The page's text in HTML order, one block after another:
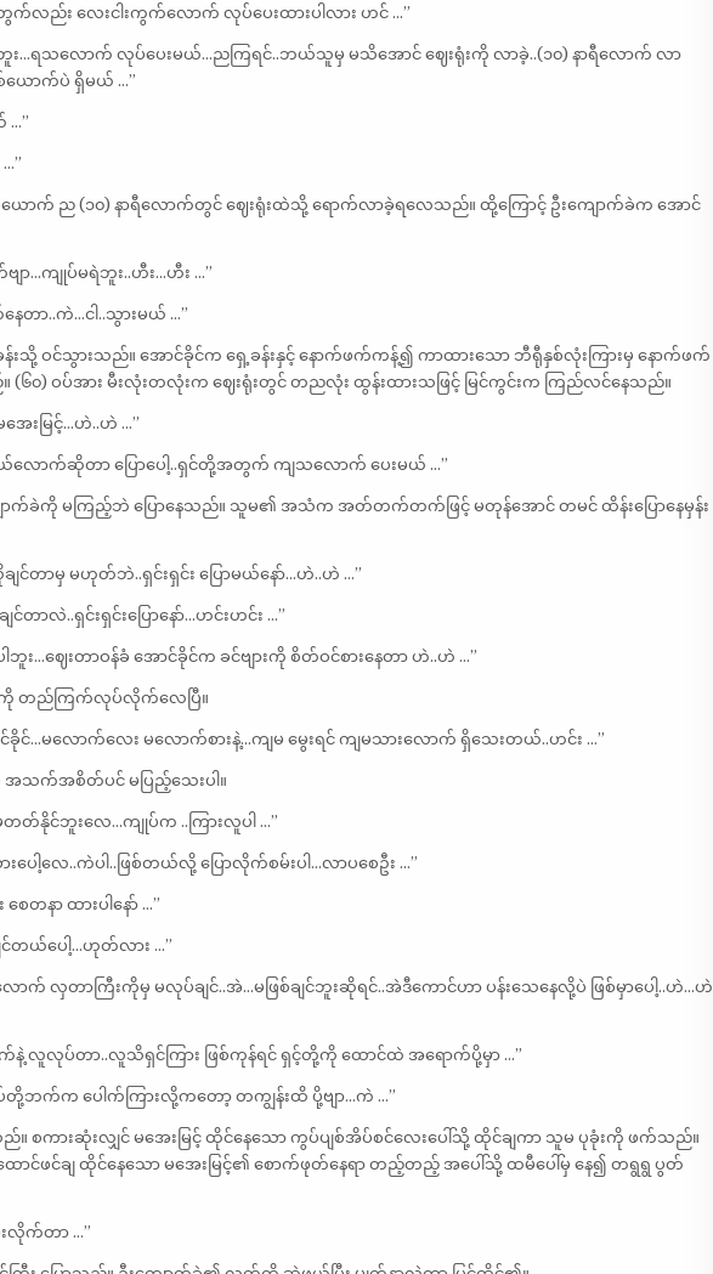
လည်း လေးငါးကွက်လောက် လုပ်ပေးထားပါလား ဟင် …”
း…ရသလောက် လုပ်ပေးမယ်…ညကြရင်..ဘယ်သူမှ မသိအောင် ဈေးရုံးကို လာခဲ့..(၁၀) နာရီလောက် လာ
ယောက်ပဲ ရှိမယ် …”
…”
ောက် ည (၁၀) နာရီလောက်တွင် ဈေးရုံးထဲသို့ ရောက်လာခဲ့ရလေသည်။ ထို့ကြောင့် ဦးကျောက်ခဲက အောင်
ဗျာ…ကျုပ်မရဲဘူး..ဟီး…ဟီး …”
နေတာ..ကဲ…ငါ..သွားမယ် …”
န်းသို့ ဝင်သွားသည်။ အောင်ခိုင်က ရှေ့ခန်းနှင့် နောက်ဖက်ကန့်၍ ကာထားသော ဘီရီုနှစ်လုံးကြားမှ နောက်ဖက်
) ဝပ်အား မီးလုံးတလုံးက ဈေးရုံးတွင် တညလုံး ထွန်းထားသဖြင့် မြင်ကွင်းက ကြည်လင်နေသည်။
ေးမြင့်…ဟဲ..ဟဲ …”
ောက်ဆိုတာ ပြောပေါ့..ရှင်တို့အတွက် ကျသလောက် ပေးမယ် …”
ာက်ခဲကို မကြည့်ဘဲ ပြောနေသည်။ သူမ၏ အသံက အတ်တက်တက်ဖြင့် မတုန်အောင် တမင် ထိန်းပြောနေမှန်း
င်တာမှ မဟုတ်ဘဲ..ရှင်းရှင်း ပြောမယ်နော်…ဟဲ..ဟဲ …”
င်တာလဲ..ရှင်းရှင်းပြောနော်…ဟင်းဟင်း …”
း…ဈေးတာဝန်ခံ အောင်ခိုင်က ခင်ဗျားကို စိတ်ဝင်စားနေတာ ဟဲ..ဟဲ …”
င်ကို တည်ကြက်လုပ်လိုက်လေပြီ။
…မလောက်လေး မလောက်စားနဲ့…ကျမ မွေးရင် ကျမသားလောက် ရှိသေးတယ်..ဟင်း …”
အသက်အစိတ်ပင် မပြည့်သေးပါ။
တတ်နိုင်ဘူးလေ…ကျုပ်က ..ကြားလူပါ …”
းပေါ့လေ..ကဲပါ..ဖြစ်တယ်လို့ ပြောလိုက်စမ်းပါ…လာပစေဦး …”
တနာ ထားပါနော် …”
တယ်ပေါ့…ဟုတ်လား …”
ောက် လှတာကြီးကိုမှ မလုပ်ချင်..အဲ…မဖြစ်ချင်ဘူးဆိုရင်..အဲဒီကောင်ဟာ ပန်းသေနေလို့ပဲ ဖြစ်မှာပေါ့..ဟဲ…ဟဲ
က်နဲ့ လူလုပ်တာ..လူသိရှင်ကြား ဖြစ်ကုန်ရင် ရှင့်တို့ကို ထောင်ထဲ အရောက်ပို့မှာ …”
ပ်တို့ဘက်က ပေါက်ကြားလို့ကတော့ တကျွန်းထိ ပို့ဗျာ…ကဲ …”
။ စကားဆုံးလျှင် မအေးမြင့် ထိုင်နေသော ကွပ်ပျစ်အိပ်စင်လေးပေါ်သို့ ထိုင်ချကာ သူမ ပုခုံးကို ဖက်သည်။
င်ဖင်ချ ထိုင်နေသော မအေးမြင့်၏ စောက်ဖုတ်နေရာ တည့်တည့် အပေါ်သို့ ထမီပေါ်မှ နေ၍ တရွရွ ပွတ်
လိုက်တာ …”